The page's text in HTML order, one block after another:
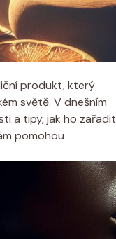
produkt, který
světě. V dnešním
a tipy, jak ho zařadit
pomohou